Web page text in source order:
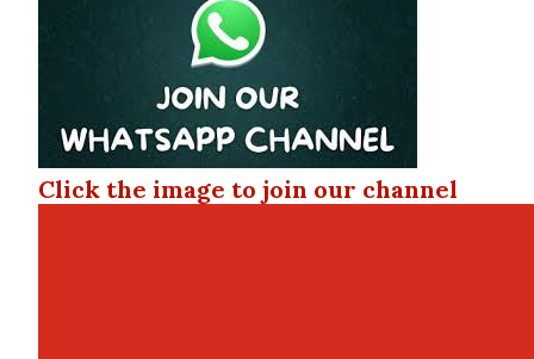
Click the image to join our channel